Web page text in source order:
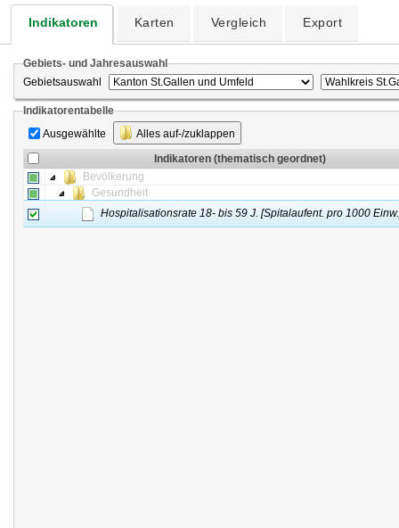
Indikatoren Karten Vergleich Export
Gebiets- und Jahresauswahl
Gebietsauswahl
Indikatorentabelle
Ausgewählte
Alles auf-/zuklappen
Indikatoren (thematisch geordnet)
Bevölkerung
Gesundheit
Hospitalisationsrate 18- bis 59 J. [Spitalaufent. pro 1000